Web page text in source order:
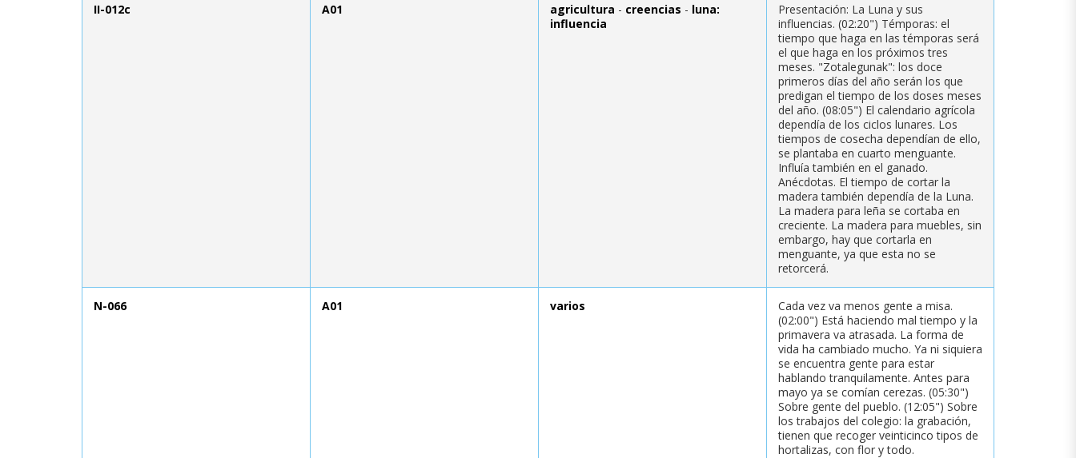
II-012c A01 agricultura - creencias - luna:
influencia
Presentación: La Luna y sus
influencias. (02:20") Témporas: el
tiempo que haga en las témporas será
el que haga en los próximos tres
meses. "Zotalegunak": los doce
primeros días del año serán los que
predigan el tiempo de los doses meses
del año. (08:05") El calendario agrícola
dependía de los ciclos lunares. Los
tiempos de cosecha dependían de ello,
se plantaba en cuarto menguante.
Influía también en el ganado.
Anécdotas. El tiempo de cortar la
madera también dependía de la Luna.
La madera para leña se cortaba en
creciente. La madera para muebles, sin
embargo, hay que cortarla en
menguante, ya que esta no se
retorcerá.
N-066 A01 varios
Cada vez va menos gente a misa.
(02:00") Está haciendo mal tiempo y la
primavera va atrasada. La forma de
vida ha cambiado mucho. Ya ni siquiera
se encuentra gente para estar
hablando tranquilamente. Antes para
mayo ya se comían cerezas. (05:30")
Sobre gente del pueblo. (12:05") Sobre
los trabajos del colegio: la grabación,
tienen que recoger veinticinco tipos de
hortalizas, con flor y todo.